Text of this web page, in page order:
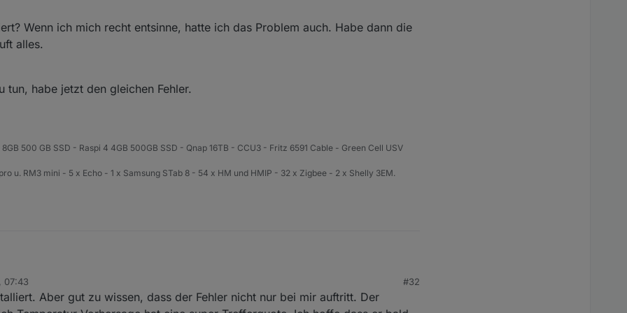
ein günstiger Einstiegspunkt.
der ioBroker Dokumentation auseinander gesetzt und mit Hilfe eines vor kurzem
Wenn ich mich recht entsinne, hatte ich das Problem auch. Habe dann die
alles.
habe jetzt den gleichen Fehler.
500 GB SSD - Raspi 4 4GB 500GB SSD - Qnap 16TB - CCU3 - Fritz 6591 Cable - Green Cell USV
u. RM3 mini - 5 x Echo - 1 x Samsung STab 8 - 54 x HM und HMIP - 32 x Zigbee - 2 x Shelly 3EM.
Wenn ich mich recht entsinne, hatte ich das Problem auch. Habe dann die Version
alles.
07:43 #32
Aber gut zu wissen, dass der Fehler nicht nur bei mir auftritt. Der